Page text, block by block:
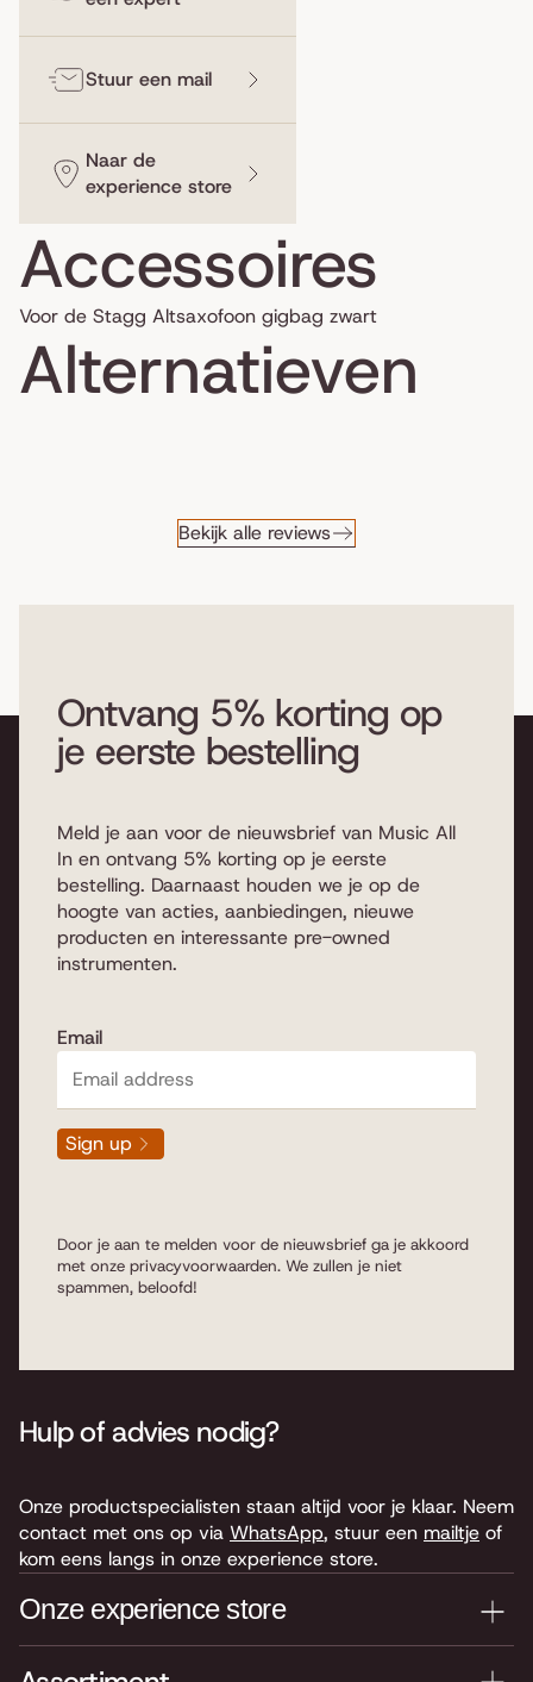
Stuur een mail
Naar de
experience store
Accessoires
Voor de Stagg Altsaxofoon gigbag zwart
Alternatieven
Bekijk alle reviews
Ontvang 5% korting op
je eerste bestelling
Meld je aan voor de nieuwsbrief van Music All
In en ontvang 5% korting op je eerste
bestelling. Daarnaast houden we je op de
hoogte van acties, aanbiedingen, nieuwe
producten en interessante pre-owned
instrumenten.
Email
Sign up
Door je aan te melden voor de nieuwsbrief ga je akkoord
met onze privacyvoorwaarden. We zullen je niet
spammen, beloofd!
Hulp of advies nodig?
Onze productspecialisten staan altijd voor je klaar. Neem
contact met ons op via WhatsApp, stuur een mailtje of
kom eens langs in onze experience store.
Onze experience store
Je nieuwe instrument testen? Kom langs in onze winkel